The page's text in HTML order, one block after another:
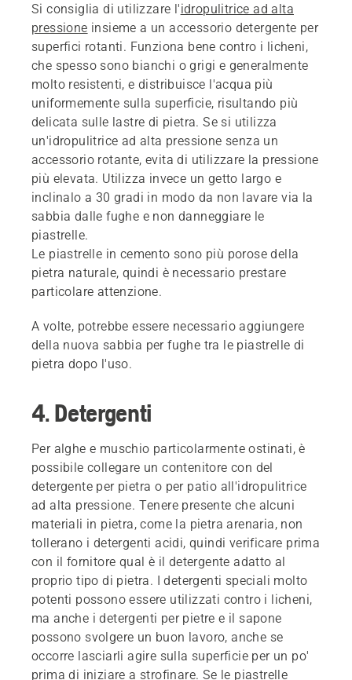
Si consiglia di utilizzare l'idropulitrice ad alta
pressione insieme a un accessorio detergente per
superfici rotanti. Funziona bene contro i licheni,
che spesso sono bianchi o grigi e generalmente
molto resistenti, e distribuisce l'acqua più
uniformemente sulla superficie, risultando più
delicata sulle lastre di pietra. Se si utilizza
un'idropulitrice ad alta pressione senza un
accessorio rotante, evita di utilizzare la pressione
più elevata. Utilizza invece un getto largo e
inclinalo a 30 gradi in modo da non lavare via la
sabbia dalle fughe e non danneggiare le
piastrelle.
Le piastrelle in cemento sono più porose della
pietra naturale, quindi è necessario prestare
particolare attenzione.
A volte, potrebbe essere necessario aggiungere
della nuova sabbia per fughe tra le piastrelle di
pietra dopo l'uso.
4. Detergenti
Per alghe e muschio particolarmente ostinati, è
possibile collegare un contenitore con del
detergente per pietra o per patio all'idropulitrice
ad alta pressione. Tenere presente che alcuni
materiali in pietra, come la pietra arenaria, non
tollerano i detergenti acidi, quindi verificare prima
con il fornitore qual è il detergente adatto al
proprio tipo di pietra. I detergenti speciali molto
potenti possono essere utilizzati contro i licheni,
ma anche i detergenti per pietre e il sapone
possono svolgere un buon lavoro, anche se
occorre lasciarli agire sulla superficie per un po'
prima di iniziare a strofinare. Se le piastrelle